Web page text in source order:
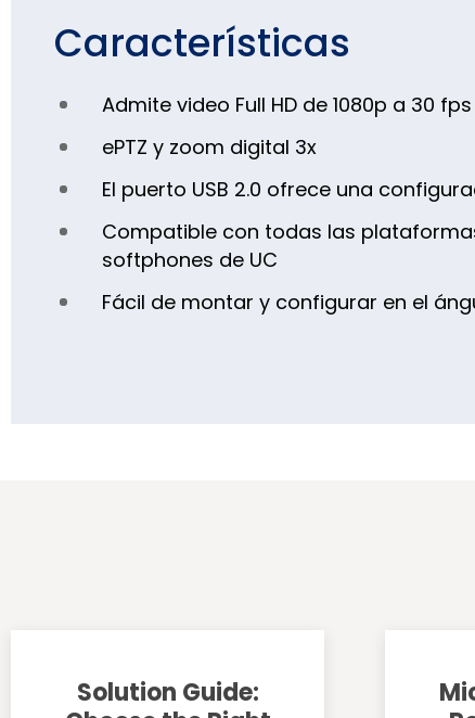
Características
Admite video Full HD de 1080p a 30 fps
ePTZ y zoom digital 3x
El puerto USB 2.0 ofrece una
Compatible con todas las
softphones de UC
Fácil de montar y configurar en el
Solution Guide: